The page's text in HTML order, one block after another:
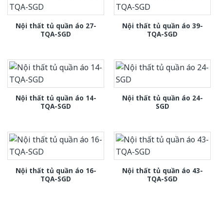
Nội thất tủ quần áo 27-
TQA-SGD
Nội thất tủ quần áo 39-
TQA-SGD
Nội thất tủ quần áo 14-
TQA-SGD
Nội thất tủ quần áo 24-
SGD
Nội thất tủ quần áo 16-
TQA-SGD
Nội thất tủ quần áo 43-
TQA-SGD